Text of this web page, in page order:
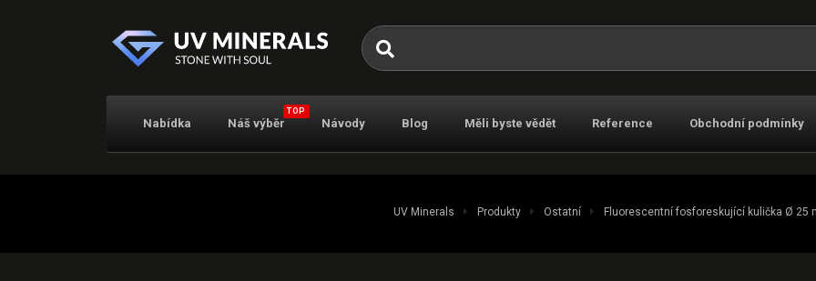
Hledat:
Nabídka Náš výběr
TOP
Návody Blog Měli byste vědět Reference Obchodní podmínky
UV Minerals Produkty Ostatní Fluorescentní fosforeskující kulička Ø 25